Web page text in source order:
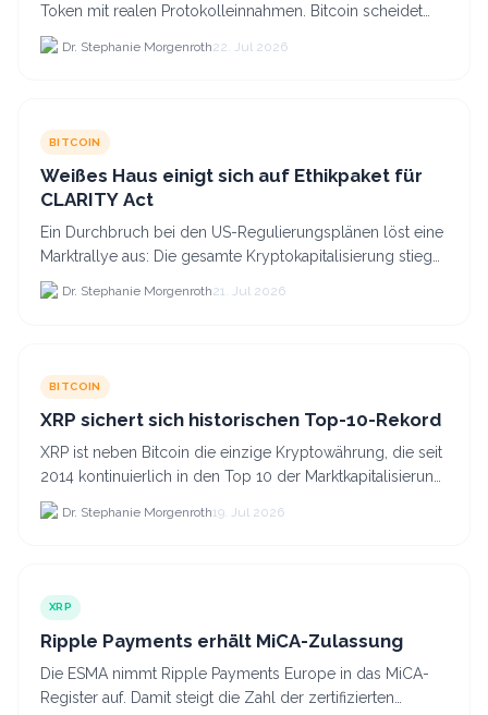
Token mit realen Protokolleinnahmen. Bitcoin scheidet
aufgrund fehlender Erträge für Halter aus dem.
Dr. Stephanie Morgenroth22. Jul 2026
BITCOIN
Weißes Haus einigt sich auf Ethikpaket für
CLARITY Act
Ein Durchbruch bei den US-Regulierungsplänen löst eine
Marktrallye aus: Die gesamte Kryptokapitalisierung stieg
am 21.
Dr. Stephanie Morgenroth21. Jul 2026
BITCOIN
XRP sichert sich historischen Top-10-Rekord
XRP ist neben Bitcoin die einzige Kryptowährung, die seit
2014 kontinuierlich in den Top 10 der Marktkapitalisierung
verblieb.
Dr. Stephanie Morgenroth19. Jul 2026
XRP
Ripple Payments erhält MiCA-Zulassung
Die ESMA nimmt Ripple Payments Europe in das MiCA-
Register auf. Damit steigt die Zahl der zertifizierten